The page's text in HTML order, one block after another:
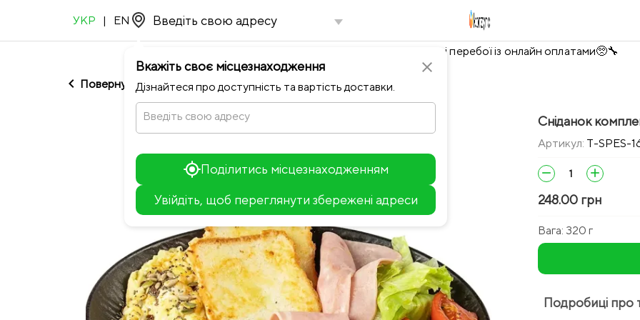
УКР | EN
close
Вкажіть своє місцезнаходження
Дізнайтеся про доступність та вартість доставки.
Введіть свою адресу
Поділитись місцезнаходженням
Увійдіть, щоб переглянути збережені адреси
−
Тимчасово можливі перебої із онлайн оплатами🥺🔧
chevron_left Повернутися до SpeakEasy
Сніданок
Артикул: T-SPES-
remove add
248.00 грн
Вага: 320 г
Подробиці про